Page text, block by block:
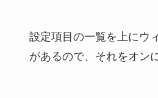
設定項目の一覧を上にウ
があるので、それをオン